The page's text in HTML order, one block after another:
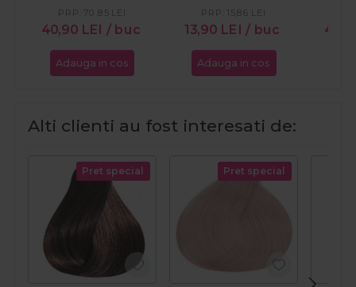
40,90 LEI / buc
PRP:70,85 LEI
Adauga in cos
13,90 LEI / buc
PRP: 15,86 LEI
Adauga in cos
Alti clienti au fost interesati de:
Pret special Pret special